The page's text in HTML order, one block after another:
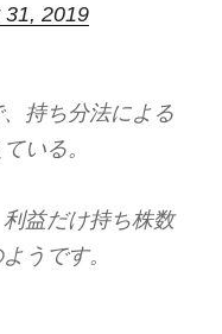
31, 2019
持ち分法による
いる。
益だけ持ち株数
うです。